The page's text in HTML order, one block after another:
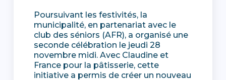
Poursuivant les festivités, la
municipalité, en partenariat avec le
club des séniors (AFR), a organisé une
seconde célébration le jeudi 28
novembre midi. Avec Claudine et
France pour la pâtisserie, cette
initiative a permis de créer un nouveau